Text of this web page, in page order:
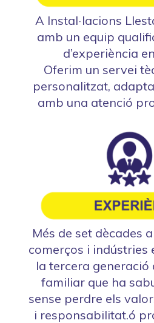
A Instal·lacions
amb un equip
d’experiència
Oferim un servei
personalitzat,
amb una atenció
Més de set dècades
comerços i indústries
la tercera generació
familiar que ha
sense perdre els
i responsabilitat.ó